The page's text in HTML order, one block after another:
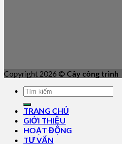
Copyright 2026 © Cây công trình
TRANG CHỦ
GIỚI THIỆU
HOẠT ĐỘNG
TƯ VẤN